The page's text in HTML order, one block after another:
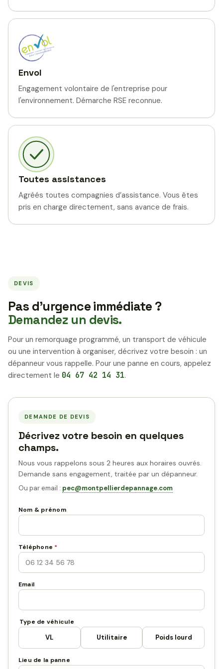
Envol
Engagement volontaire de l'entreprise pour
l'environnement. Démarche RSE reconnue.
Toutes assistances
Agréés toutes compagnies d’assistance. Vous êtes
pris en charge directement, sans avance de frais.
DEVIS
Pas d’urgence immédiate ?
Demandez un devis.
Pour un remorquage programmé, un transport de véhicule
ou une intervention à organiser, décrivez votre besoin : un
dépanneur vous rappelle. Pour une panne en cours, appelez
directement le 04 67 42 14 31.
DEMANDE DE DEVIS
Décrivez votre besoin en quelques
champs.
Nous vous rappelons sous 2 heures aux horaires ouvrés.
Demande sans engagement, traitée par un dépanneur.
Ou par email : pec@montpellierdepannage.com
Nom & prénom
Téléphone *
Email
Type de véhicule
VL Utilitaire Poids lourd
Lieu de la panne